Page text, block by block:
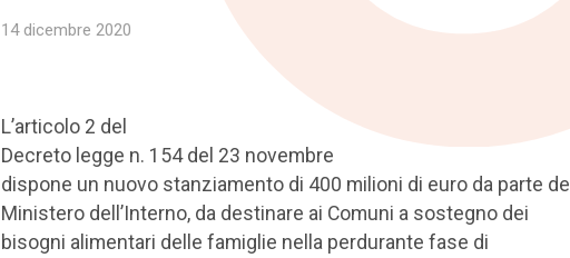
14 dicembre 2020
L’articolo 2 del
Decreto legge n. 154 del 23 novembre
dispone un nuovo stanziamento di 400 milioni di euro da parte del
Ministero dell’Interno, da destinare ai Comuni a sostegno dei
bisogni alimentari delle famiglie nella perdurante fase di